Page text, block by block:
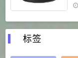
标签